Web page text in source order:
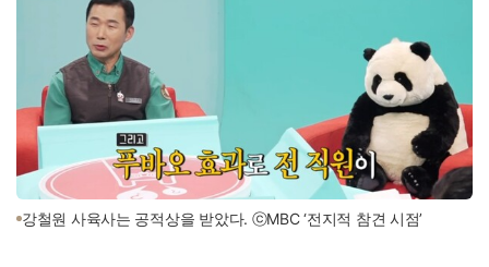
강철원 사육사는 공적상을 받았다. ⓒMBC ‘전지적 참견 시점’